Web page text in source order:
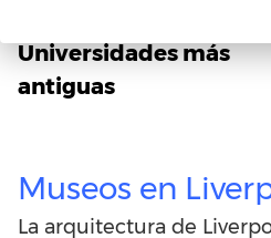
Universidades más
antiguas
Museos en
La arquitectura de